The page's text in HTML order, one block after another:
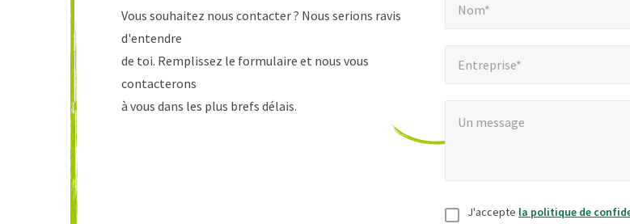
Vous souhaitez nous contacter ? Nous serions ravis
d'entendre
de toi. Remplissez le formulaire et nous vous
contacterons
à vous dans les plus brefs délais.
indique
champs
Nom*
Entreprise*
Un message
Consentement
J'accepte la politique de